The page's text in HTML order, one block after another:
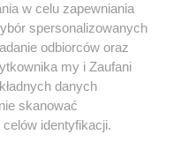
i
Skontakuj sięz nami
Kontakt
Redakcja
Newsletter
w celu zapewniania
spersonalizowanych
odbiorców oraz
my i Zaufani
danych
skanować
identyfikacji.